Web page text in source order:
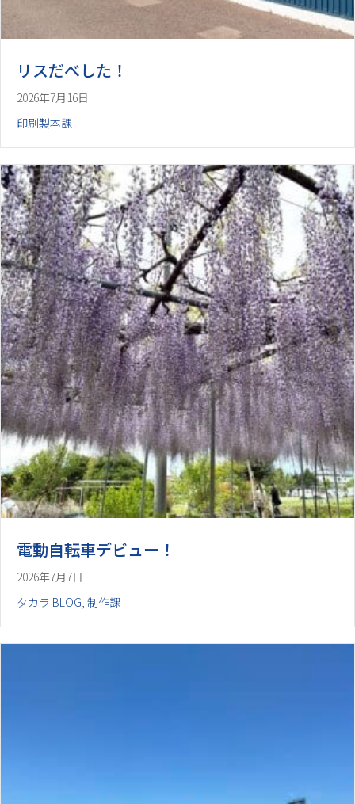
リスだべした！
2026年7月16日
印刷製本課
電動自転車デビュー！
2026年7月7日
タカラ BLOG, 制作課